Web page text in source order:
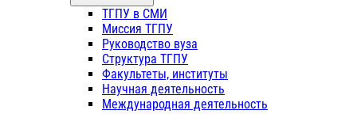
ТГПУ в СМИ
Миссия ТГПУ
Руководство вуза
Структура ТГПУ
Факультеты, институты
Научная деятельность
Международная деятельность